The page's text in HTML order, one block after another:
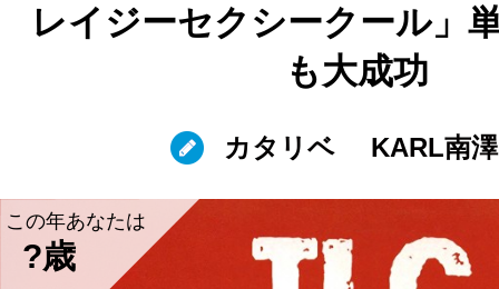
レイジーセクシークール」
も大成功
カタリベ KARL南澤
この年あなたは
?歳